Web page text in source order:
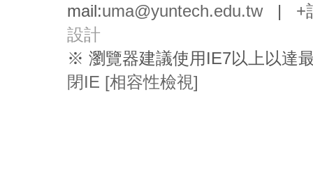
mail:uma@yuntech.edu.tw| +
設計
※ 瀏覽器建議使用IE7以上以達
閉IE [相容性檢視]